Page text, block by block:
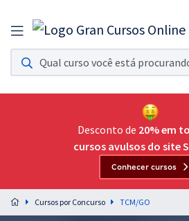
Assinatura Ilimitada 11
Acesso a todos os cursos. Teste grátis por 7 dias!
Assinatura OAB Até Passar
Acesso ilimitado a toda preparação para o Exame
Preparação completa e intensiva para as
residências em saúde do Brasil
Desconto de 20% em
cursos avulsos do site
Conhecer cursos
Cursos por Concurso TCM/GO